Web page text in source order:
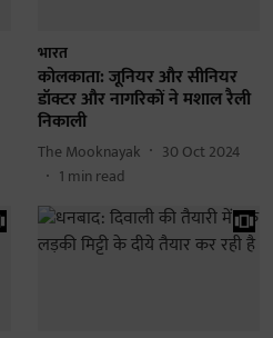
भारत
कोलकाता: जूनियर और सीनियर
डॉक्टर और नागरिकों ने मशाल रैली
निकाली
The Mooknayak
30 Oct 2024
1 min read